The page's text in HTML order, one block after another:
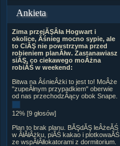
Ankieta
Zima przejĂŞÂła Hogwart i
okolice, Âśnieg mocno sypie, ale
to CiĂŞ nie powstrzyma przed
robieniem planĂłw. Zastanawiasz
siĂŞ, co ciekawego moÂżna
robiĂŚ w weekend:
Bitwa na ÂśnieÂżki to jest to! MoÂże
"zupeÂłnym przypadkiem" oberwie
od nas przechodzÂący obok Snape.
12% [9 głosów]
Plan to brak planu. BĂŞdĂŞ leÂżeĂŚ
w ÂłĂłÂżku, piĂŚ kakao i plotkowaĂŚ
ze wspĂłÂłlokatorami z dormitorium.